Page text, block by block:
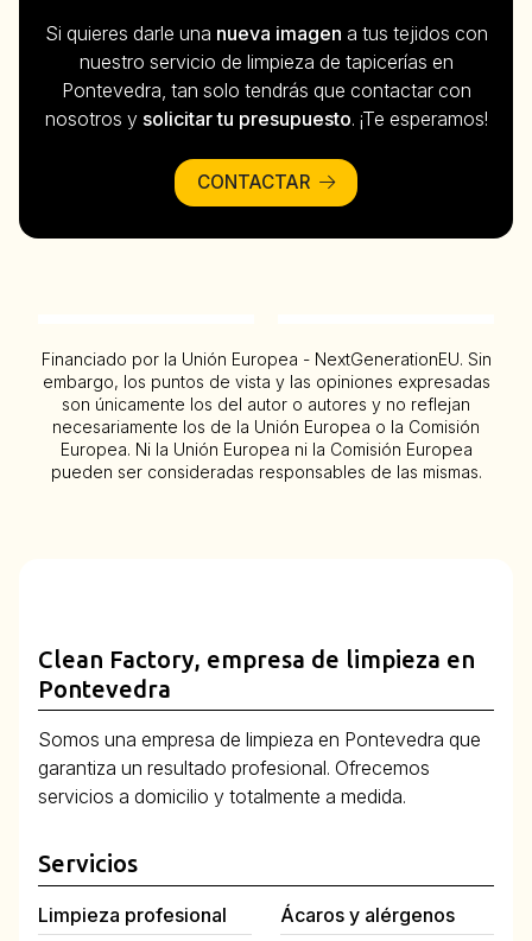
Si quieres darle una nueva imagen a tus tejidos con
nuestro servicio de limpieza de tapicerías en
Pontevedra, tan solo tendrás que contactar con
nosotros y solicitar tu presupuesto. ¡Te esperamos!
CONTACTAR
Financiado por la Unión Europea - NextGenerationEU. Sin
embargo, los puntos de vista y las opiniones expresadas
son únicamente los del autor o autores y no reflejan
necesariamente los de la Unión Europea o la Comisión
Europea. Ni la Unión Europea ni la Comisión Europea
pueden ser consideradas responsables de las mismas.
Clean Factory, empresa de limpieza en
Pontevedra
Somos una empresa de limpieza en Pontevedra que
garantiza un resultado profesional. Ofrecemos
servicios a domicilio y totalmente a medida.
Servicios
Limpieza profesional
Ácaros y alérgenos